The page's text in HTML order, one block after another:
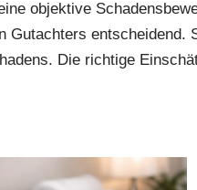
objektive
Gutachters entscheidend.
Die richtige